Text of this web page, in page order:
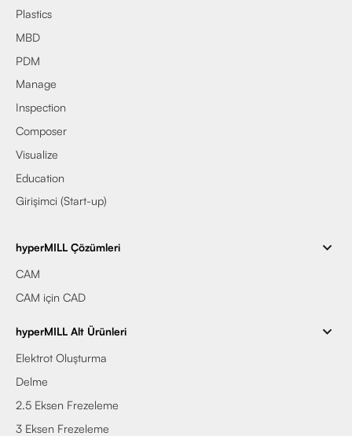
Plastics
MBD
PDM
Manage
Inspection
Composer
Visualize
Education
Girişimci (Start-up)
hyperMILL Çözümleri
CAM
CAM için CAD
hyperMILL Alt Ürünleri
Elektrot Oluşturma
Delme
2.5 Eksen Frezeleme
3 Eksen Frezeleme